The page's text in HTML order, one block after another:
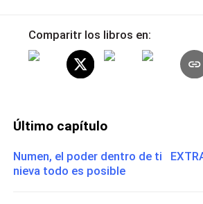
Comparitr los libros en:
Último capítulo
Numen, el poder dentro de ti
nieva todo es posible